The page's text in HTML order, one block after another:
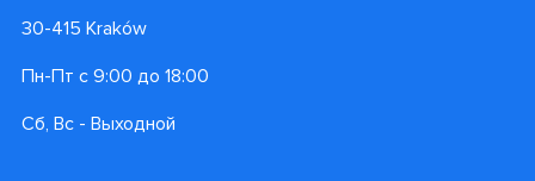
30-415 Kraków
Пн-Пт с 9:00 до 18:00
Сб, Вс - Выходной